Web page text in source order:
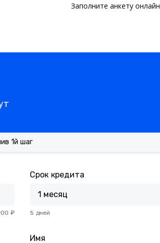
Заполните анкету онлайн